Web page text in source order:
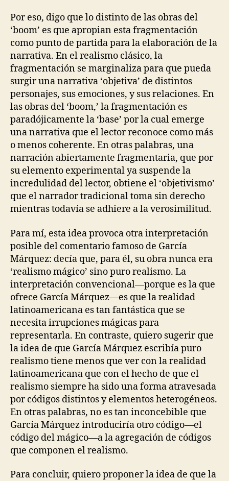
Por eso, digo que lo distinto de las obras del
‘boom’ es que apropian esta fragmentación
como punto de partida para la elaboración de la
narrativa. En el realismo clásico, la
fragmentación se marginaliza para que pueda
surgir una narrativa ‘objetiva’ de distintos
personajes, sus emociones, y sus relaciones. En
las obras del ‘boom,’ la fragmentación es
paradójicamente la ‘base’ por la cual emerge
una narrativa que el lector reconoce como más
o menos coherente. En otras palabras, una
narración abiertamente fragmentaria, que por
su elemento experimental ya suspende la
incredulidad del lector, obtiene el ‘objetivismo’
que el narrador tradicional toma sin derecho
mientras todavía se adhiere a la verosimilitud.
Para mí, esta idea provoca otra interpretación
posible del comentario famoso de García
Márquez: decía que, para él, su obra nunca era
‘realismo mágico’ sino puro realismo. La
interpretación convencional—porque es la que
ofrece García Márquez—es que la realidad
latinoamericana es tan fantástica que se
necesita irrupciones mágicas para
representarla. En contraste, quiero sugerir que
la idea de que García Márquez escribía puro
realismo tiene menos que ver con la realidad
latinoamericana que con el hecho de que el
realismo siempre ha sido una forma atravesada
por códigos distintos y elementos heterogéneos.
En otras palabras, no es tan inconcebible que
García Márquez introduciría otro código—el
código del mágico—a la agregación de códigos
que componen el realismo.
Para concluir, quiero proponer la idea de que la